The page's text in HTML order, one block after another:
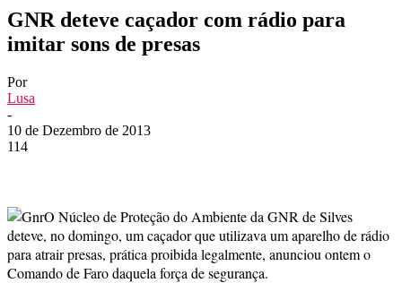
GNR deteve caçador com rádio para
imitar sons de presas
Por
Lusa
-
10 de Dezembro de 2013
114
O Núcleo de Proteção do Ambiente da GNR de Silves
deteve, no domingo, um caçador que utilizava um aparelho de rádio
para atrair presas, prática proibida legalmente, anunciou ontem o
Comando de Faro daquela força de segurança.